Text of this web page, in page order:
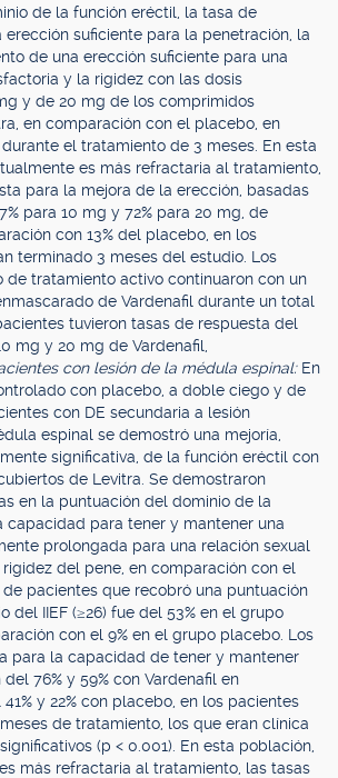
de la función eréctil, la tasa de
erección suficiente para la penetración, la
de una erección suficiente para una
y la rigidez con las dosis
y de 20 mg de los comprimidos
en comparación con el placebo, en
el tratamiento de 3 meses. En esta
es más refractaria al tratamiento,
para la mejora de la erección, basadas
para 10 mg y 72% para 20 mg, de
con 13% del placebo, en los
terminado 3 meses del estudio. Los
de tratamiento activo continuaron con un
de Vardenafil durante un total
tuvieron tasas de respuesta del
mg y 20 mg de Vardenafil,
con lesión de la médula espinal: En
con placebo, a doble ciego y de
con DE secundaria a lesión
espinal se demostró una mejoría,
significativa, de la función eréctil con
de Levitra. Se demostraron
en la puntuación del dominio de la
capacidad para tener y mantener una
prolongada para una relación sexual
del pene, en comparación con el
pacientes que recobró una puntuación
del IIEF (≥26) fue del 53% en el grupo
con el 9% en el grupo placebo. Los
para la capacidad de tener y mantener
76% y 59% con Vardenafil en
y 22% con placebo, en los pacientes
de tratamiento, los que eran clínica
(p < 0.001). En esta población,
más refractaria al tratamiento, las tasas